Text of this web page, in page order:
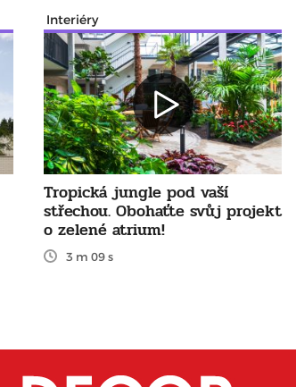
Interiéry
Tropická jungle pod vaší
střechou. Obohaťte svůj projekt
o zelené atrium!
3 m 09 s